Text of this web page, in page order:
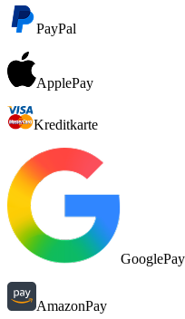
PayPal
ApplePay
Kreditkarte
GooglePay
AmazonPay